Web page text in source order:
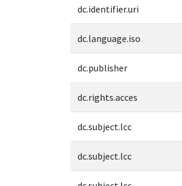
dc.identifier.uri
dc.language.iso
dc.publisher
dc.rights.acces
dc.subject.lcc
dc.subject.lcc